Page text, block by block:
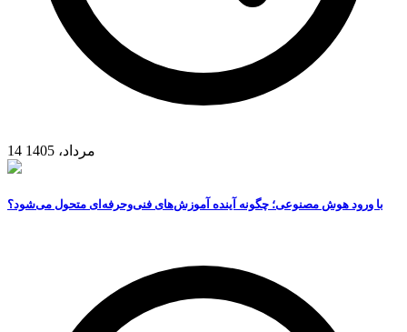
14 مرداد، 1405
با ورود هوش مصنوعی؛ چگونه آینده آموزش‌های فنی‌وحرفه‌ای متحول می‌شود؟